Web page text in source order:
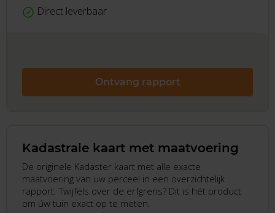
Kadastrale kaart met maatvoering
De originele Kadaster kaart met alle exacte
maatvoering van uw perceel in een overzichtelijk
rapport. Twijfels over de erfgrens? Dit is hét product
om úw tuin exact op te meten.
Direct leverbaar
Ontvang rapport